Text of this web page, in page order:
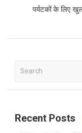
पर्यटकों के लिए
a
c
Recent Posts